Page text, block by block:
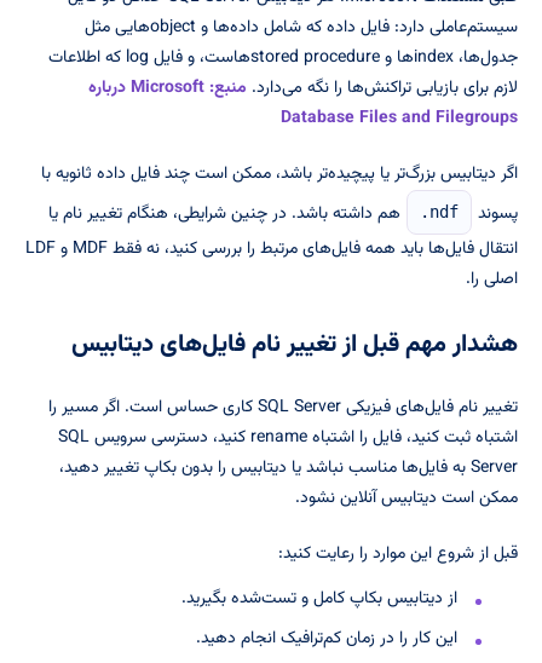
سیستم‌عاملی دارد: فایل داده که شامل داده‌ها و objectهایی مثل
جدول‌ها، indexها و stored procedureهاست، و فایل log که اطلاعات
لازم برای بازیابی تراکنش‌ها را نگه می‌دارد.
منبع: Microsoft درباره
Database Files and Filegroups
اگر دیتابیس بزرگ‌تر یا پیچیده‌تر باشد، ممکن است چند فایل داده ثانویه با
پسوند
.ndf
هم داشته باشد. در چنین شرایطی، هنگام تغییر نام یا
انتقال فایل‌ها باید همه فایل‌های مرتبط را بررسی کنید، نه فقط MDF و LDF
اصلی را.
هشدار مهم قبل از تغییر نام فایل‌های دیتابیس
تغییر نام فایل‌های فیزیکی SQL Server کاری حساس است. اگر مسیر را
اشتباه ثبت کنید، فایل را اشتباه rename کنید، دسترسی سرویس SQL
Server به فایل‌ها مناسب نباشد یا دیتابیس را بدون بکاپ تغییر دهید،
ممکن است دیتابیس آنلاین نشود.
قبل از شروع این موارد را رعایت کنید:
از دیتابیس بکاپ کامل و تست‌شده بگیرید.
این کار را در زمان کم‌ترافیک انجام دهید.